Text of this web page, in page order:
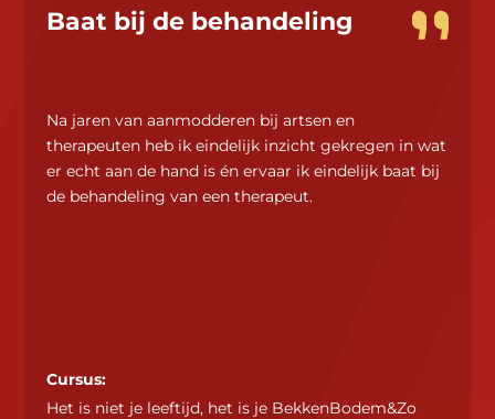
Baat bij de behandeling
Na jaren van aanmodderen bij artsen en
therapeuten heb ik eindelijk inzicht gekregen in wat
er echt aan de hand is én ervaar ik eindelijk baat bij
de behandeling van een therapeut.
Cursus:
Het is niet je leeftijd, het is je BekkenBodem&Zo